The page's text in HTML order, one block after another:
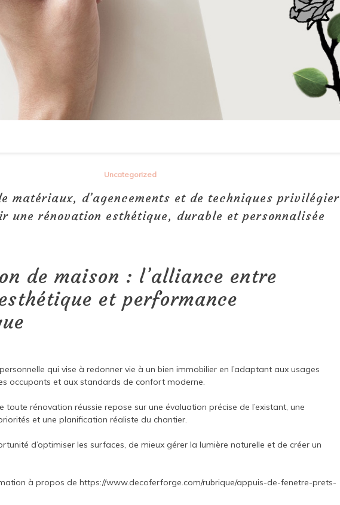
Uncategorized
matériaux, d’agencements et de techniques privilégier
une rénovation esthétique, durable et personnalisée
de maison : l’alliance entre
et performance
qui vise à redonner vie à un bien immobilier en l’adaptant aux usages
occupants et aux standards de confort moderne.
toute rénovation réussie repose sur une évaluation précise de l’existant, une
et une planification réaliste du chantier.
d’optimiser les surfaces, de mieux gérer la lumière naturelle et de créer un
à propos dehttps://www.decoferforge.com/rubrique/appuis-de-fenetre-prets-